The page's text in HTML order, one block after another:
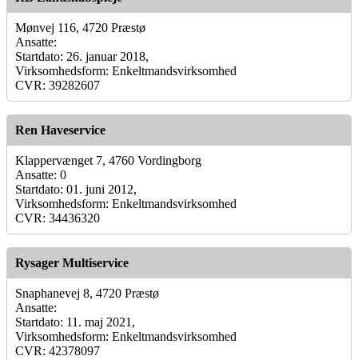
Mønvej 116, 4720 Præstø
Ansatte:
Startdato: 26. januar 2018,
Virksomhedsform: Enkeltmandsvirksomhed
CVR: 39282607
Ren Haveservice
Klappervænget 7, 4760 Vordingborg
Ansatte: 0
Startdato: 01. juni 2012,
Virksomhedsform: Enkeltmandsvirksomhed
CVR: 34436320
Rysager Multiservice
Snaphanevej 8, 4720 Præstø
Ansatte:
Startdato: 11. maj 2021,
Virksomhedsform: Enkeltmandsvirksomhed
CVR: 42378097